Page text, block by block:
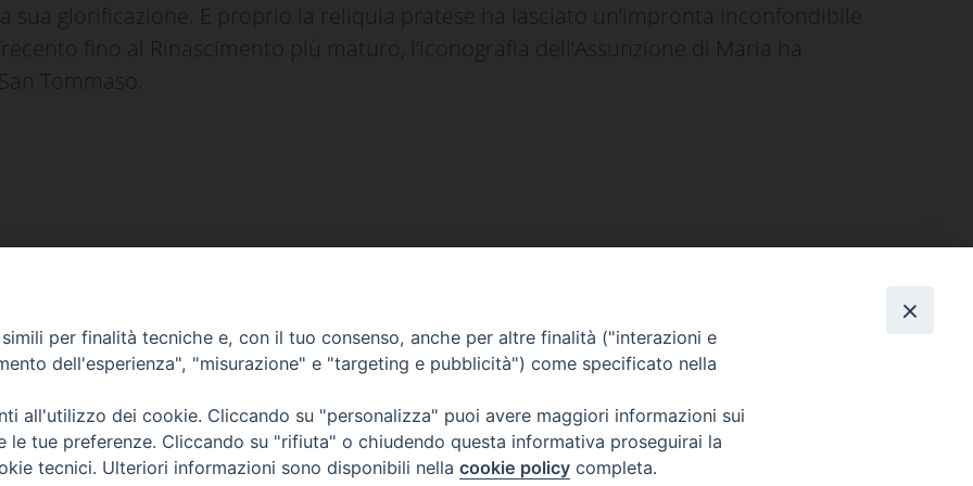
glorificazione. E proprio la reliquia pratese ha lasciato un’impronta inconfondibile
fino al Rinascimento più maturo, l’iconografia dell’Assunzione di Maria ha
Tommaso.
Prato
930623
seguici su
per finalità tecniche e, con il tuo consenso, anche per altre finalità ("interazioni e
dell'esperienza", "misurazione" e "targeting e pubblicità") come specificato nella
all'utilizzo dei cookie. Cliccando su "personalizza" puoi avere maggiori informazioni sui
le tue preferenze. Cliccando su "rifiuta" o chiudendo questa informativa proseguirai la
tecnici. Ulteriori informazioni sono disponibili nella cookie policy completa.